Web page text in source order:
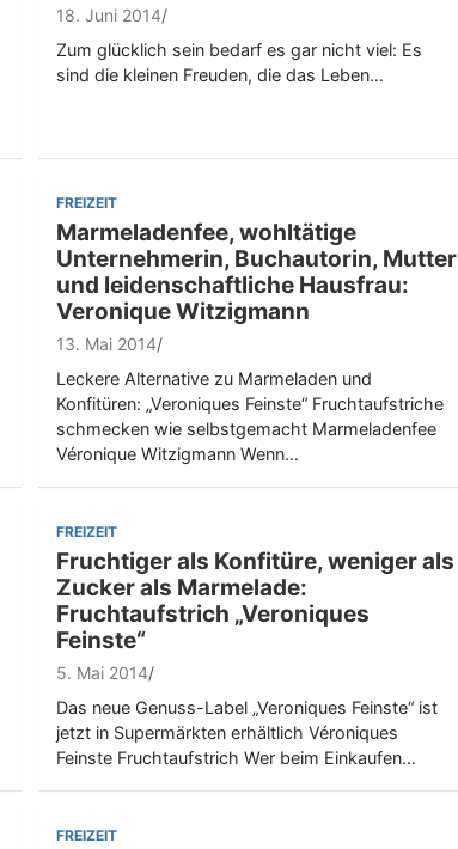
18. Juni 2014
Zum glücklich sein bedarf es gar nicht viel: Es
sind die kleinen Freuden, die das Leben…
FREIZEIT
Marmeladenfee, wohltätige
Unternehmerin, Buchautorin, Mutter
und leidenschaftliche Hausfrau:
Veronique Witzigmann
13. Mai 2014
Leckere Alternative zu Marmeladen und
Konfitüren: „Veroniques Feinste“ Fruchtaufstriche
schmecken wie selbstgemacht Marmeladenfee
Véronique Witzigmann Wenn…
FREIZEIT
Fruchtiger als Konfitüre, weniger als
Zucker als Marmelade:
Fruchtaufstrich „Veroniques
Feinste“
5. Mai 2014
Das neue Genuss-Label „Veroniques Feinste“ ist
jetzt in Supermärkten erhältlich Véroniques
Feinste Fruchtaufstrich Wer beim Einkaufen…
FREIZEIT